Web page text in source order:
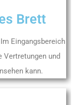
Brett
Eingangsbereich
Vertretungen und
kann.